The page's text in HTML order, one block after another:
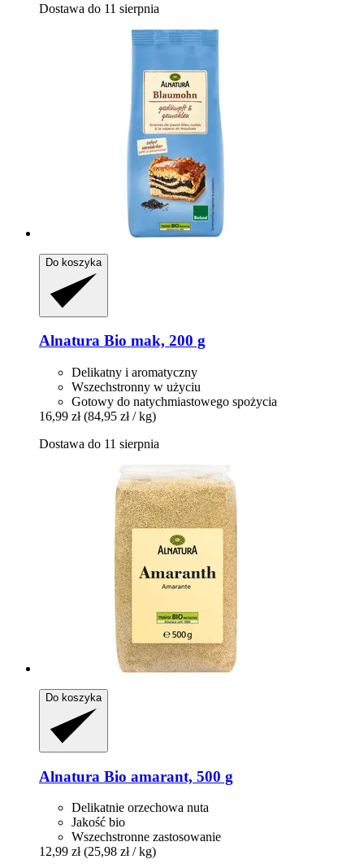
Dostawa do 11 sierpnia
Do koszyka
Alnatura Bio mak, 200 g
Delikatny i aromatyczny
Wszechstronny w użyciu
Gotowy do natychmiastowego spożycia
16,99 zł (84,95 zł / kg)
Dostawa do 11 sierpnia
Do koszyka
Alnatura Bio amarant, 500 g
Delikatnie orzechowa nuta
Jakość bio
Wszechstronne zastosowanie
12,99 zł (25,98 zł / kg)